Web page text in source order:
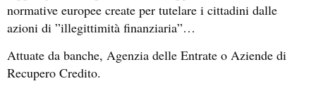
normative europee create per tutelare i cittadini dalle
azioni di ”illegittimità finanziaria”…
Attuate da banche, Agenzia delle Entrate o Aziende di
Recupero Credito.